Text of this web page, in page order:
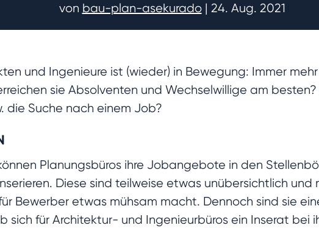
von bau-plan-asekurado| 24. Aug. 2021
und Ingenieure ist (wieder) in Bewegung: Immer
sie Absolventen und Wechselwillige am
die Suche nach einem Job?
Planungsbüros ihre Jobangebote in den
Diese sind teilweise etwas unübersichtlich
Bewerber etwas mühsam macht. Dennoch sind sie
sich für Architektur- und Ingenieurbüros ein Inserat bei